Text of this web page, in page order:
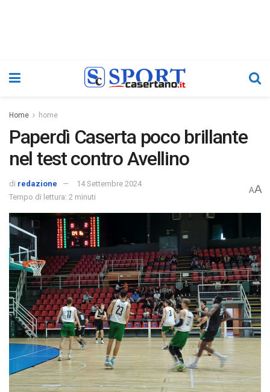
Home home
Paperdì Caserta poco brillante
nel test contro Avellino
di redazione
14 Settembre 2024
Tempo di lettura: 2 minuti
AA